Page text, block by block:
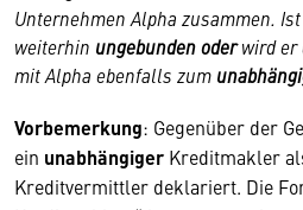
Unternehmen Alpha zusammen.
weiterhin ungebundenoderwird er
mit Alpha ebenfalls zum
Vorbemerkung: Gegenüber der
ein unabhängiger Kreditmakler
Kreditvermittler deklariert. Die